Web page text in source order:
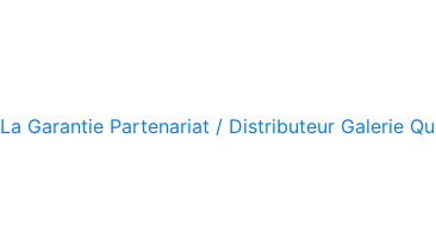
La Garantie Partenariat / Distributeur Galerie